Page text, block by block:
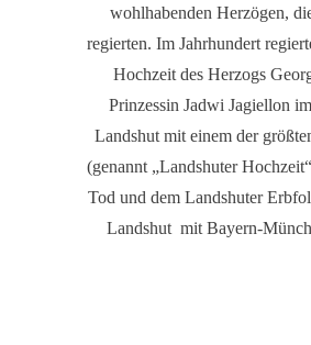
wohlhabenden Herzögen,
regierten. Im Jahrhundert
Hochzeit des Herzogs
Prinzessin Jadwi Jagiellon
Landshut mit einem der
(genannt „Landshuter
Tod und dem Landshuter
Landshut mit Bayern-